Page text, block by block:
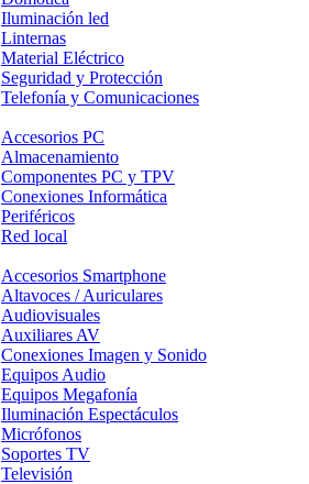
Iluminación led
Linternas
Material Eléctrico
Seguridad y Protección
Telefonía y Comunicaciones
Accesorios PC
Almacenamiento
Componentes PC y TPV
Conexiones Informática
Periféricos
Red local
Accesorios Smartphone
Altavoces / Auriculares
Audiovisuales
Auxiliares AV
Conexiones Imagen y Sonido
Equipos Audio
Equipos Megafonía
Iluminación Espectáculos
Micrófonos
Soportes TV
Televisión